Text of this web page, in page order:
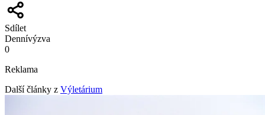
Sdílet
Dennívýzva
0
Reklama
Další články z Výletárium